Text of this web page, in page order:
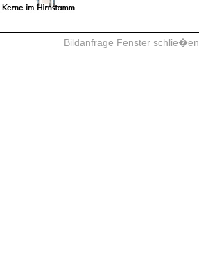
Bildanfrage Fenster schlie�en